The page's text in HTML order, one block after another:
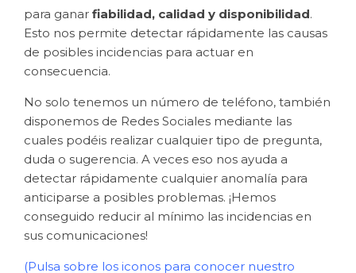
para ganar fiabilidad, calidad y disponibilidad.
Esto nos permite detectar rápidamente las causas
de posibles incidencias para actuar en
consecuencia.
No solo tenemos un número de teléfono, también
disponemos de Redes Sociales mediante las
cuales podéis realizar cualquier tipo de pregunta,
duda o sugerencia. A veces eso nos ayuda a
detectar rápidamente cualquier anomalía para
anticiparse a posibles problemas. ¡Hemos
conseguido reducir al mínimo las incidencias en
sus comunicaciones!
(Pulsa sobre los iconos para conocer nuestro